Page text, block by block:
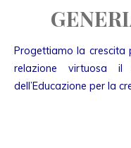
Progettiamo la crescita
relazione virtuosa il
dell’Educazione per la